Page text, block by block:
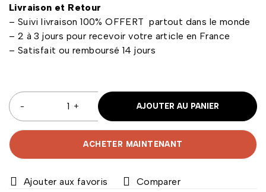
Livraison et Retour
– Suivi livraison 100% OFFERT partout dans le monde
– 2 à 3 jours pour recevoir votre article en France
– Satisfait ou remboursé 14 jours
AJOUTER AU PANIER
ACHETER MAINTENANT
Comparer